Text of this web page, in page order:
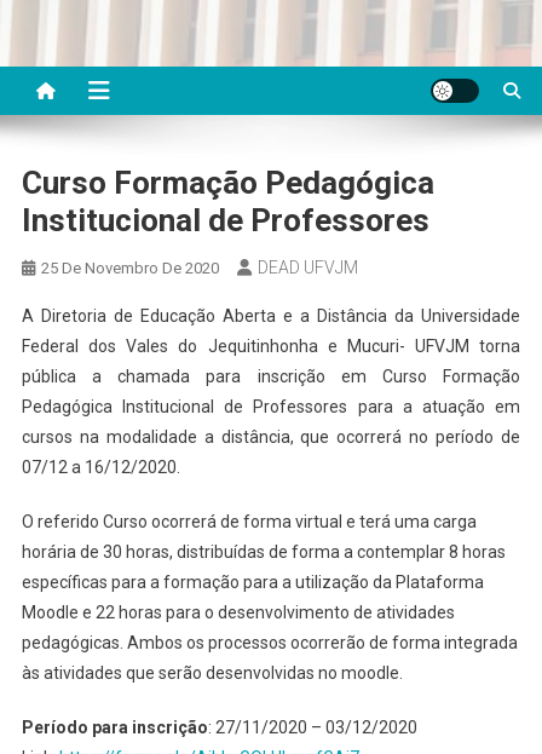
DEAD UFVJM
Curso Formação Pedagógica
Institucional de Professores
25 De Novembro De 2020 DEAD UFVJM
A Diretoria de Educação Aberta e a Distância da Universidade
Federal dos Vales do Jequitinhonha e Mucuri- UFVJM torna
pública a chamada para inscrição em Curso Formação
Pedagógica Institucional de Professores para a atuação em
cursos na modalidade a distância, que ocorrerá no período de
07/12 a 16/12/2020.
O referido Curso ocorrerá de forma virtual e terá uma carga
horária de 30 horas, distribuídas de forma a contemplar 8 horas
específicas para a formação para a utilização da Plataforma
Moodle e 22 horas para o desenvolvimento de atividades
pedagógicas. Ambos os processos ocorrerão de forma integrada
às atividades que serão desenvolvidas no moodle.
Período para inscrição: 27/11/2020 – 03/12/2020